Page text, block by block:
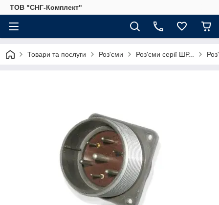
ТОВ "СНГ-Комплект"
Товари та послуги Роз'єми Роз'єми серії ШР...